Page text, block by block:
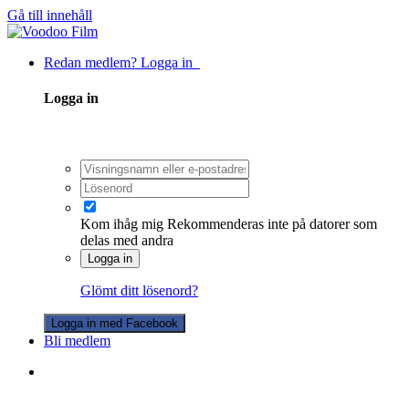
Gå till innehåll
Redan medlem? Logga in
Logga in
Kom ihåg mig Rekommenderas inte på datorer som
delas med andra
Logga in
Glömt ditt lösenord?
Logga in med Facebook
Bli medlem